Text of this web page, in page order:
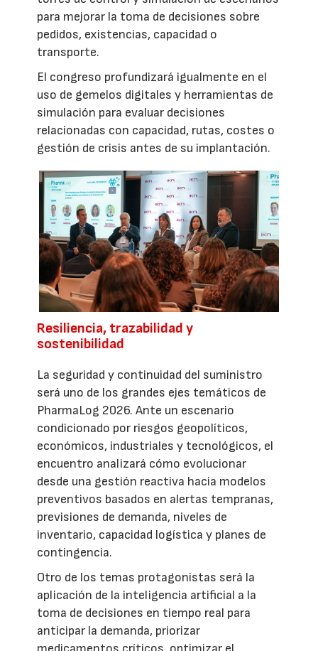
para mejorar la toma de decisiones sobre
pedidos, existencias, capacidad o
transporte.
El congreso profundizará igualmente en el
uso de gemelos digitales y herramientas de
simulación para evaluar decisiones
relacionadas con capacidad, rutas, costes o
gestión de crisis antes de su implantación.
Resiliencia, trazabilidad y
sostenibilidad
La seguridad y continuidad del suministro
será uno de los grandes ejes temáticos de
PharmaLog 2026. Ante un escenario
condicionado por riesgos geopolíticos,
económicos, industriales y tecnológicos, el
encuentro analizará cómo evolucionar
desde una gestión reactiva hacia modelos
preventivos basados en alertas tempranas,
previsiones de demanda, niveles de
inventario, capacidad logística y planes de
contingencia.
Otro de los temas protagonistas será la
aplicación de la inteligencia artificial a la
toma de decisiones en tiempo real para
anticipar la demanda, priorizar